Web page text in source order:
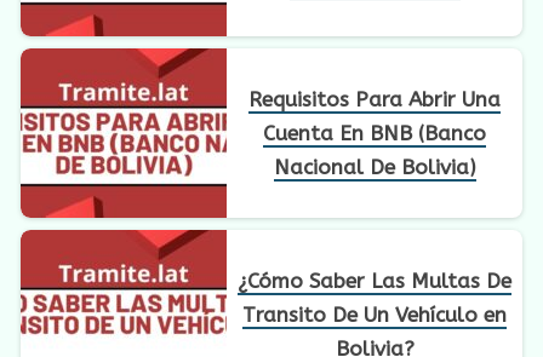
Requisitos Para Abrir Una
Cuenta En BNB (Banco
Nacional De Bolivia)
¿Cómo Saber Las Multas De
Transito De Un Vehículo en
Bolivia?